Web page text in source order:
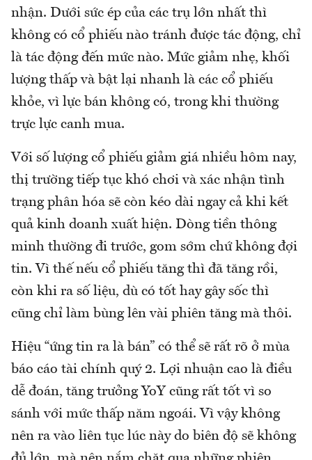
nhận. Dưới sức ép của các trụ lớn nhất thì
không có cổ phiếu nào tránh được tác động, chỉ
là tác động đến mức nào. Mức giảm nhẹ, khối
lượng thấp và bật lại nhanh là các cổ phiếu
khỏe, vì lực bán không có, trong khi thường
trực lực canh mua.
Với số lượng cổ phiếu giảm giá nhiều hôm nay,
thị trường tiếp tục khó chơi và xác nhận tình
trạng phân hóa sẽ còn kéo dài ngay cả khi kết
quả kinh doanh xuất hiện. Dòng tiền thông
minh thường đi trước, gom sớm chứ không đợi
tin. Vì thế nếu cổ phiếu tăng thì đã tăng rồi,
còn khi ra số liệu, dù có tốt hay gây sốc thì
cũng chỉ làm bùng lên vài phiên tăng mà thôi.
Hiệu “ứng tin ra là bán” có thể sẽ rất rõ ở mùa
báo cáo tài chính quý 2. Lợi nhuận cao là điều
dễ đoán, tăng trưởng YoY cũng rất tốt vì so
sánh với mức thấp năm ngoái. Vì vậy không
nên ra vào liên tục lúc này do biên độ sẽ không